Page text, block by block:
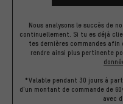
Nous analysons le succès de
continuellement. Si tu es déjà
tes dernières commandes
rendre ainsi plus pertinente
*Valable pendant 30 jours à
d'un montant de commande de
avec